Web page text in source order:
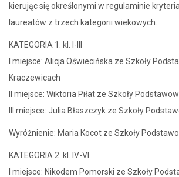
kierując się określonymi w regulaminie
laureatów z trzech kategorii wiekowych.
KATEGORIA 1. kl. I-III
I miejsce: Alicja Oświecińska ze Szkoły
Kraczewicach
II miejsce: Wiktoria Piłat ze Szkoły
III miejsce: Julia Błaszczyk ze Szkoły
Wyróżnienie: Maria Kocot ze Szkoły
KATEGORIA 2. kl. IV-VI
I miejsce: Nikodem Pomorski ze Szkoły